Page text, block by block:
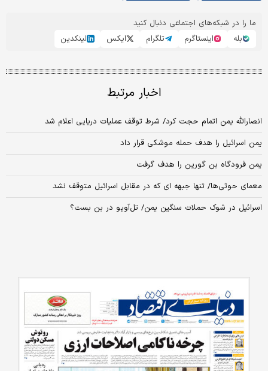
ما را در شبکه‌های اجتماعی دنبال کنید
بله
اینستاگرم تلگرام ایکس لینکدین
اخبار مرتبط
انصارالله یمن اتمام حجت کرد/ شرط توقف عملیات دریایی اعلام شد
یمن اسرائیل را هدف حمله موشکی قرار داد
یمن فرودگاه بن گورین را هدف گرفت
معمای حوثی‌ها/ تنها جبهه ای که در مقابل اسرائیل متوقف نشد
اسرائیل در شوک حملات سنگین یمن/ تل‌آویو در بن بست؟